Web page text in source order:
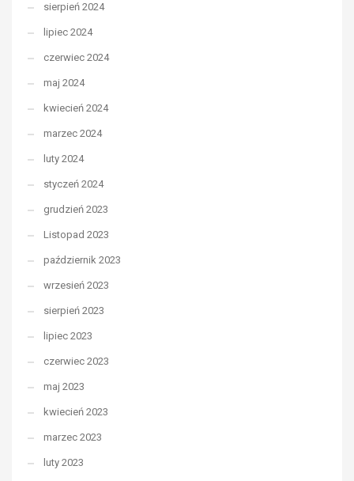
sierpień 2024
lipiec 2024
czerwiec 2024
maj 2024
kwiecień 2024
marzec 2024
luty 2024
styczeń 2024
grudzień 2023
Listopad 2023
październik 2023
wrzesień 2023
sierpień 2023
lipiec 2023
czerwiec 2023
maj 2023
kwiecień 2023
marzec 2023
luty 2023